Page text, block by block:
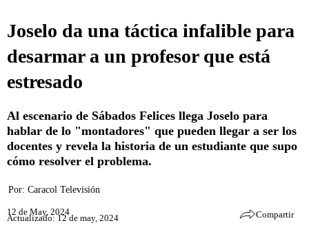
Joselo da una táctica infalible para
desarmar a un profesor que está
estresado
Al escenario de Sábados Felices llega Joselo para
hablar de lo "montadores" que pueden llegar a ser los
docentes y revela la historia de un estudiante que supo
cómo resolver el problema.
Por: Caracol Televisión
12 de May, 2024
Actualizado: 12 de may, 2024 Compartir